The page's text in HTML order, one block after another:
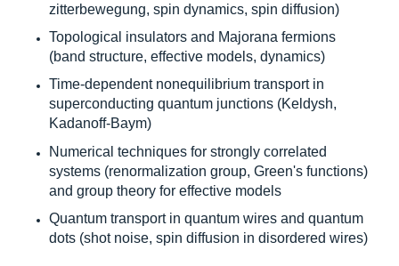
zitterbewegung, spin dynamics, spin diffusion)
Topological insulators and Majorana fermions
(band structure, effective models, dynamics)
Time-dependent nonequilibrium transport in
superconducting quantum junctions (Keldysh,
Kadanoff-Baym)
Numerical techniques for strongly correlated
systems (renormalization group, Green's functions)
and group theory for effective models
Quantum transport in quantum wires and quantum
dots (shot noise, spin diffusion in disordered wires)